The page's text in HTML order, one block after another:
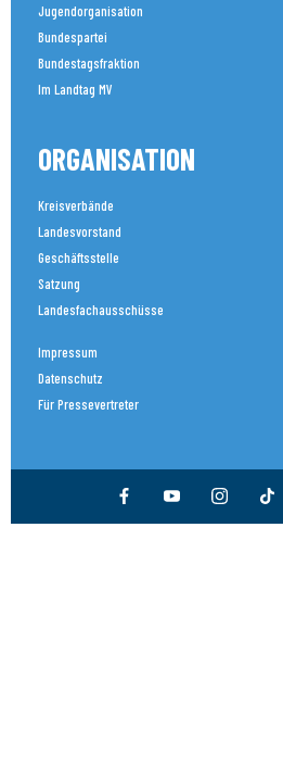
Jugendorganisation
Bundespartei
Bundestagsfraktion
Im Landtag MV
ORGANISATION
Kreisverbände
Landesvorstand
Geschäftsstelle
Satzung
Landesfachausschüsse
Impressum
Datenschutz
Für Pressevertreter